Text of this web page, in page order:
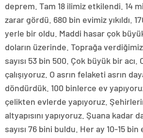
deprem. Tam 18 ilimiz etkilendi. 14
zarar gördü. 680 bin evimiz yıkıldı.
yerle bir oldu. Maddi hasar çok
doların üzerinde. Toprağa
sayısı 53 bin 500. Çok büyük bir acı.
çalışıyoruz. O asrın felaketi asrın
döndürdük. 100 binlerce ev
çelikten evlerde yapıyoruz.
altyapısını yapıyoruz. Şuana kadar
sayısı 76 bini buldu. Her ay 10-15